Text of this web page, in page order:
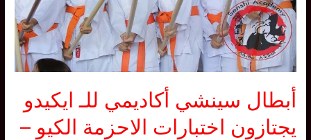
هليوبوليس
أغسطس
2023
أبطال سينشي أكاديمي للـ ايكيدو
يجتازون اختبارات الاحزمة الكيو –